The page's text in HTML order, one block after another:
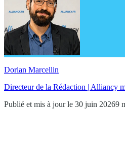
Dorian Marcellin
Directeur de la Rédaction | Alliancy
Publié et mis à jour le 30 juin 20269